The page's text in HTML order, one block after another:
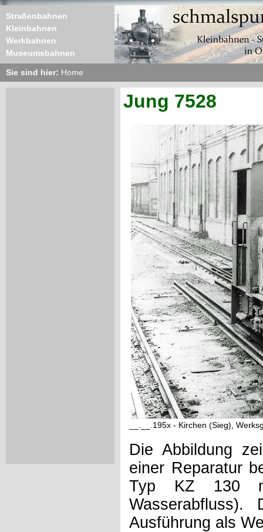
Straßenbahnen
Kleinbahnen
Werkbahnen
Museumsbahnen
Sie sind hier: Home
Jung 7528
__.__.195x - Kirchen (Sieg),
Die Abbildung
einer Reparatur
Typ KZ 130
Wasserabfluss).
Ausführung als